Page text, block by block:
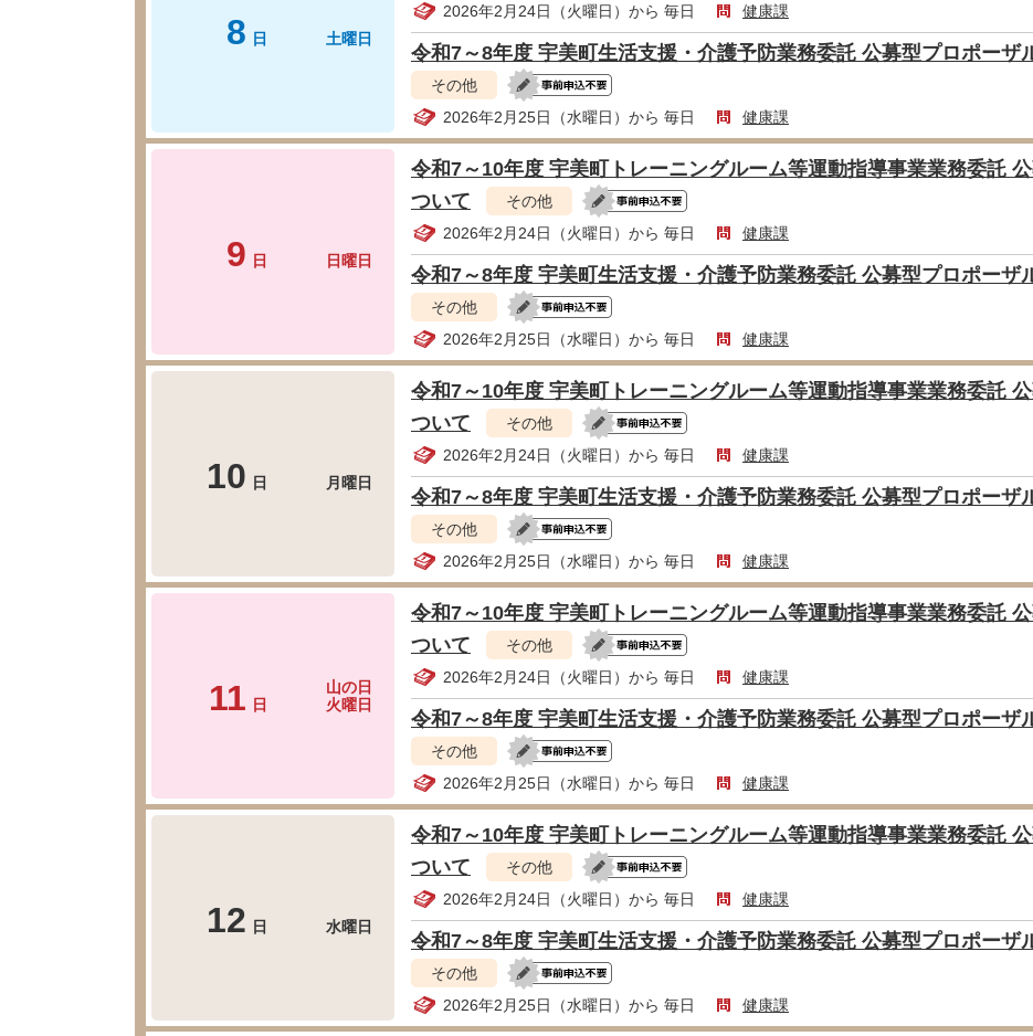
8 日 土曜日
2026年2月24日（火曜日）から 毎日
健康課
令和7～8年度 宇美町生活支援・介護予防業務委託 公募型プロポーザ
その他
2026年2月25日（水曜日）から 毎日
健康課
9 日 日曜日
令和7～10年度 宇美町トレーニングルーム等運動指導事業業務委託
ついて
その他
2026年2月24日（火曜日）から 毎日
健康課
令和7～8年度 宇美町生活支援・介護予防業務委託 公募型プロポーザ
その他
2026年2月25日（水曜日）から 毎日
健康課
10 日 月曜日
令和7～10年度 宇美町トレーニングルーム等運動指導事業業務委託
ついて
その他
2026年2月24日（火曜日）から 毎日
健康課
令和7～8年度 宇美町生活支援・介護予防業務委託 公募型プロポーザ
その他
2026年2月25日（水曜日）から 毎日
健康課
11 日
山の日
火曜日
令和7～10年度 宇美町トレーニングルーム等運動指導事業業務委託
ついて
その他
2026年2月24日（火曜日）から 毎日
健康課
令和7～8年度 宇美町生活支援・介護予防業務委託 公募型プロポーザ
その他
2026年2月25日（水曜日）から 毎日
健康課
12 日 水曜日
令和7～10年度 宇美町トレーニングルーム等運動指導事業業務委託
ついて
その他
2026年2月24日（火曜日）から 毎日
健康課
令和7～8年度 宇美町生活支援・介護予防業務委託 公募型プロポーザ
その他
2026年2月25日（水曜日）から 毎日
健康課